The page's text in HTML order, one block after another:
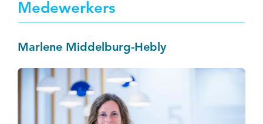
Medewerkers
Marlene Middelburg-Hebly